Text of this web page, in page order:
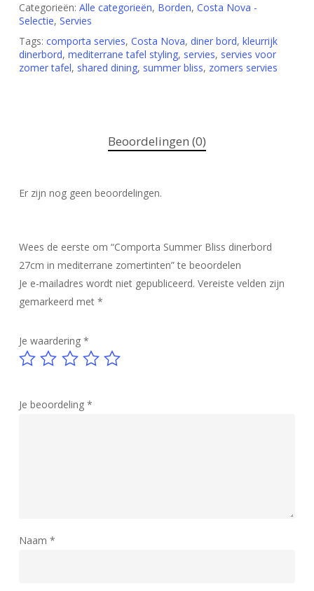
Categorieën: Alle categorieën, Borden, Costa Nova -
Selectie, Servies
Tags: comporta servies, Costa Nova, diner bord, kleurrijk
dinerbord, mediterrane tafel styling, servies, servies voor
zomer tafel, shared dining, summer bliss, zomers servies
Beoordelingen (0)
Er zijn nog geen beoordelingen.
Wees de eerste om “Comporta Summer Bliss dinerbord
27cm in mediterrane zomertinten” te beoordelen
Je e-mailadres wordt niet gepubliceerd. Vereiste velden zijn
gemarkeerd met *
Je waardering *
Je beoordeling *
Naam *